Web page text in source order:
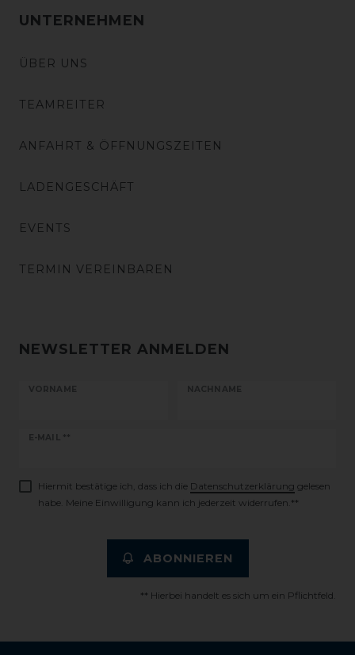
UNTERNEHMEN
ÜBER UNS
TEAMREITER
ANFAHRT & ÖFFNUNGSZEITEN
LADENGESCHÄFT
EVENTS
TERMIN VEREINBAREN
NEWSLETTER ANMELDEN
VORNAME NACHNAME
E-MAIL **
Newsletter
Hiermit bestätige ich, dass ich die Daten­schutz­erklärung gelesen
habe. Meine Einwilligung kann ich jederzeit widerrufen.**
ABONNIEREN
** Hierbei handelt es sich um ein Pflichtfeld.